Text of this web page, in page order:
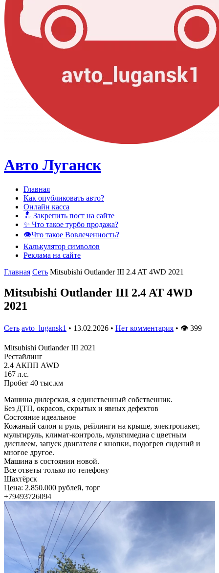
Авто Луганск
Главная
Как опубликовать авто?
Онлайн касса
🔝 Закрепить пост на сайте
✨ Что такое турбо продажа?
👁️Что такое Вовлеченность?
Калькулятор символов
Реклама на сайте
Главная Сеть Mitsubishi Outlander III 2.4 AT 4WD 2021
Mitsubishi Outlander III 2.4 AT 4WD
2021
Сеть avto_lugansk1 • 13.02.2026 • Нет комментария • 👁 399
Mitsubishi Outlander III 2021
Рестайлинг
2.4 АКПП AWD
167 л.с.
Пробег 40 тыс.км
Машина дилерская, я единственный собственник.
Без ДТП, окрасов, скрытых и явных дефектов
Состояние идеальное
Кожаный салон и руль, рейлинги на крыше, электропакет,
мультируль, климат-контроль, мультимедиа с цветным
дисплеем, запуск двигателя с кнопки, подогрев сидений и
многое другое.
Машина в состоянии новой.
Все ответы только по телефону
Шахтёрск
Цена: 2.850.000 рублей, торг
+79493726094